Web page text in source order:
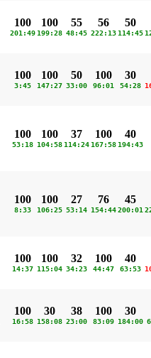
100
201:49
100
199:28
55
48:45
56
222:13
50
114:45
100
3:45
100
147:27
50
33:00
100
96:01
30
54:28
100
53:18
100
104:58
37
114:24
100
167:58
40
194:43
100
8:33
100
106:25
27
53:14
76
154:44
45
200:01
100
14:37
100
115:04
32
34:23
100
44:47
40
63:53
100
16:58
30
158:08
38
23:00
100
83:09
30
184:00